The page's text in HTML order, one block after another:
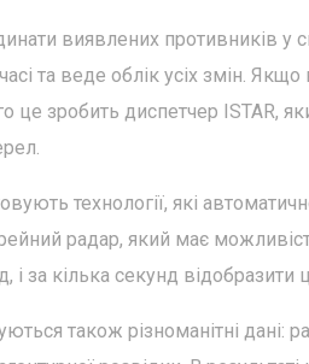
виявлених противників у
та веде облік усіх змін.
це зробить диспетчер ISTAR,
технології, які
радар, який має
за кілька секунд відобразити
також різноманітні дані: